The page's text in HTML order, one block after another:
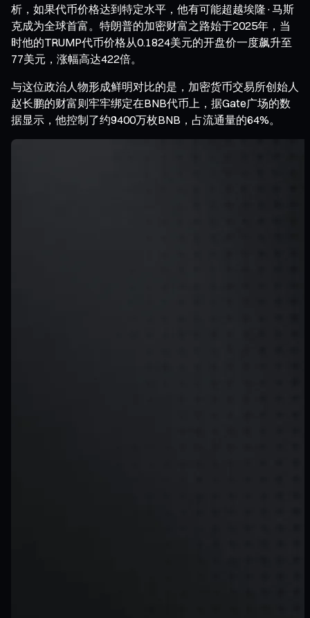
析，如果代币价格达到特定水平，他有可能超越埃隆·马斯
克成为全球首富。特朗普的加密财富之路始于2025年，当
时他的TRUMP代币价格从0.1824美元的开盘价一度飙升至
77美元，涨幅高达422倍。
与这位政治人物形成鲜明对比的是，加密货币交易所创始人
赵长鹏的财富则牢牢绑定在BNB代币上，据Gate广场的数
据显示，他控制了约9400万枚BNB，占流通量的64%。